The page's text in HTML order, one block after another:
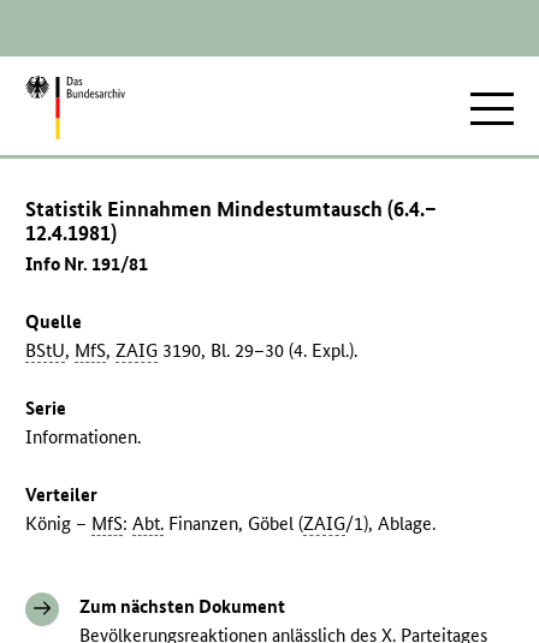
Zur
Statistik Einnahmen Mindestumtausch (6.4.–
12.4.1981)
Info Nr. 191/81
Quelle
BStU, MfS,ZAIG 3190, Bl. 29–30 (4. Expl.).
Serie
Informationen.
Verteiler
König – MfS:Abt. Finanzen, Göbel (ZAIG/1), Ablage.
Zum nächsten Dokument
Bevölkerungsreaktionen anlässlich des X. Parteitages